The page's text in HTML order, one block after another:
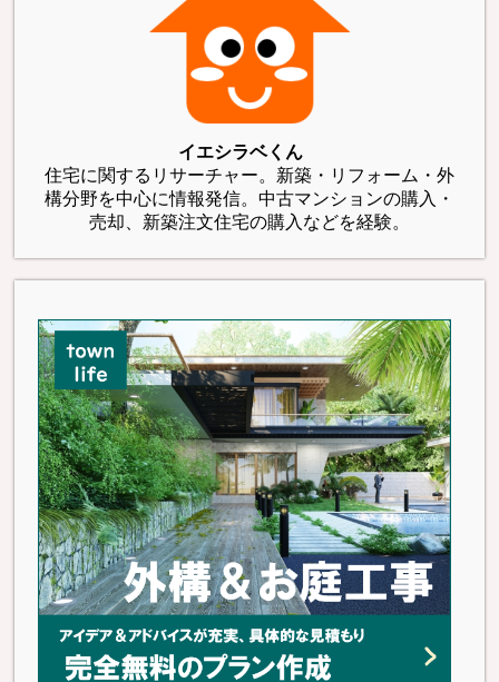
イエシラベくん
住宅に関するリサーチャー。新築・リフォーム・外
構分野を中心に情報発信。中古マンションの購入・
売却、新築注文住宅の購入などを経験。